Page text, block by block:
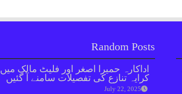
Random Posts
اداکارہ حمیرا اصغر اور فلیٹ مالک میں
کرایہ تنازع کی تفصیلات سامنے آ گئیں
July 22, 2025